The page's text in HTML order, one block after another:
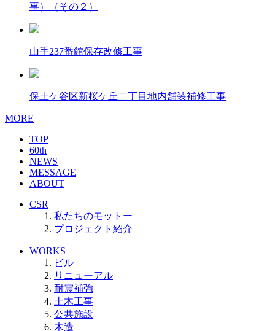
事）（その２）
山手237番館保存改修工事
保土ケ谷区新桜ケ丘二丁目地内舗装補修工事
MORE
TOP
60th
NEWS
MESSAGE
ABOUT
CSR
私たちのモットー
プロジェクト紹介
WORKS
ビル
リニューアル
耐震補強
土木工事
公共施設
木造